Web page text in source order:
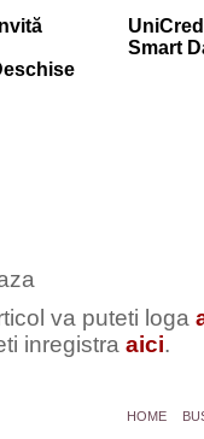
Smart
va puteti loga
inregistra aici.
HOME